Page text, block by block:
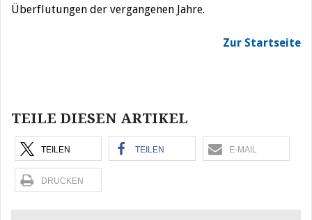
Überflutungen der vergangenen Jahre.
Zur Startseite
TEILE DIESEN ARTIKEL
TEILEN TEILEN E-MAIL
DRUCKEN